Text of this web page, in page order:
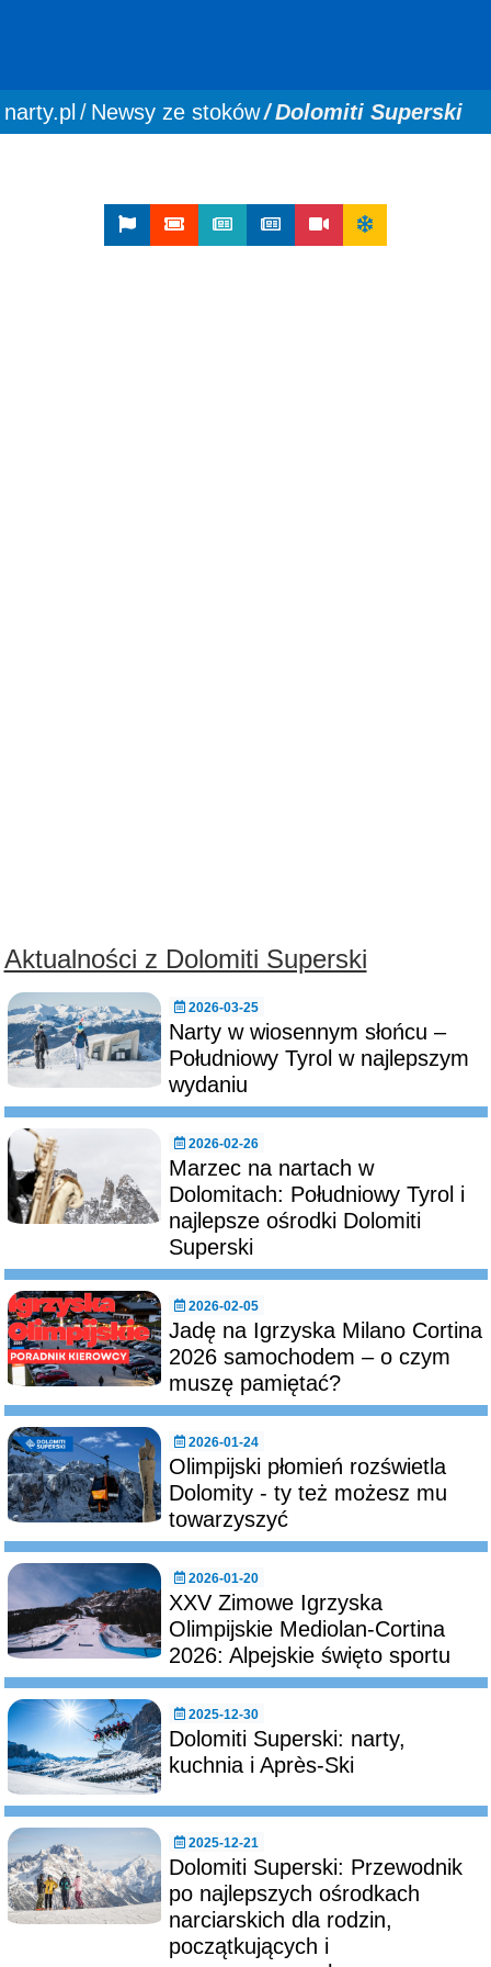
You are here:
narty.pl Newsy ze stoków Dolomiti Superski
Aktualności z Dolomiti Superski
2026-03-25
Narty w wiosennym słońcu –
Południowy Tyrol w najlepszym
wydaniu
2026-02-26
Marzec na nartach w
Dolomitach: Południowy Tyrol i
najlepsze ośrodki Dolomiti
Superski
2026-02-05
Jadę na Igrzyska Milano Cortina
2026 samochodem – o czym
muszę pamiętać?
2026-01-24
Olimpijski płomień rozświetla
Dolomity - ty też możesz mu
towarzyszyć
2026-01-20
XXV Zimowe Igrzyska
Olimpijskie Mediolan-Cortina
2026: Alpejskie święto sportu
2025-12-30
Dolomiti Superski: narty,
kuchnia i Après-Ski
2025-12-21
Dolomiti Superski: Przewodnik
po najlepszych ośrodkach
narciarskich dla rodzin,
początkujących i